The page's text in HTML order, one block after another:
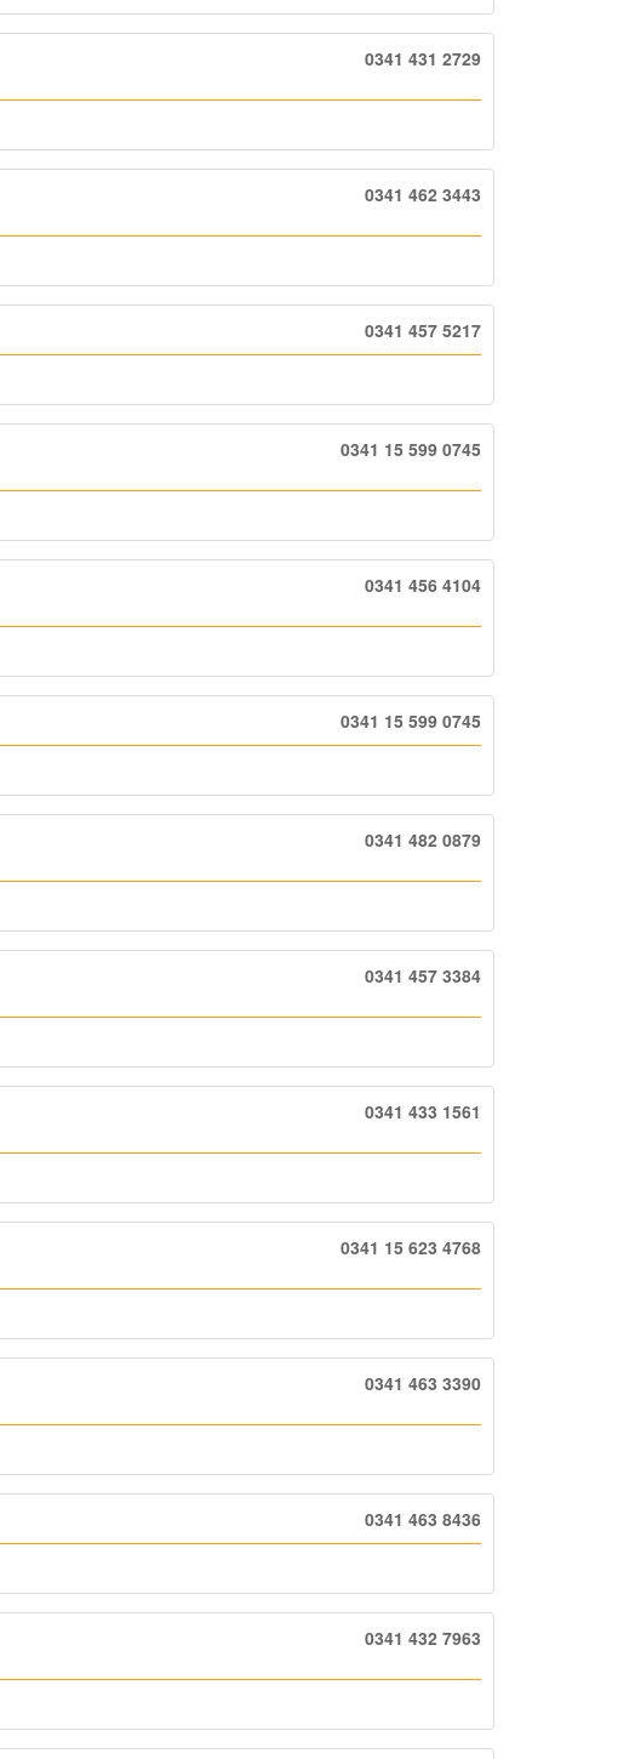
0341 431 2729
0341 462 3443
0341 457 5217
0341 15 599 0745
0341 456 4104
0341 15 599 0745
0341 482 0879
0341 457 3384
0341 433 1561
0341 15 623 4768
0341 463 3390
0341 463 8436
0341 432 7963